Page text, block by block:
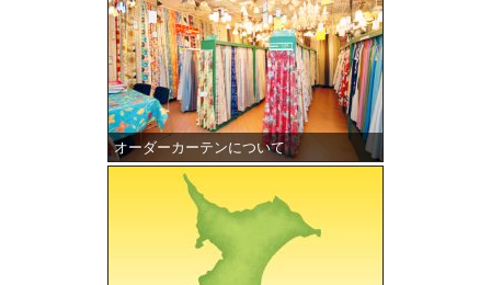
オーダーカーテンについて